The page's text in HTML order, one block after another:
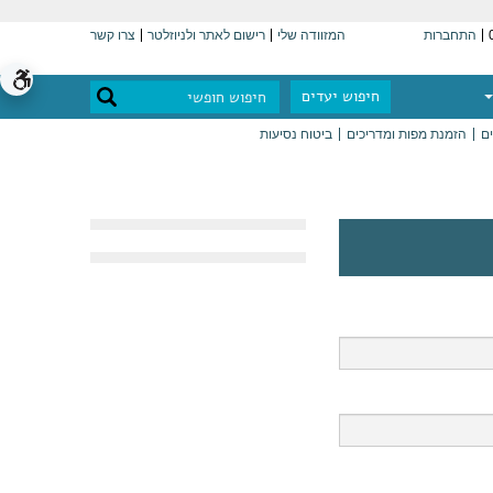
התחברות המזוודה שלי רישום לאתר ולניוזלטר צרו קשר
חיפוש יעדים
הזמנת מפות ומדריכים ביטוח נסיעות